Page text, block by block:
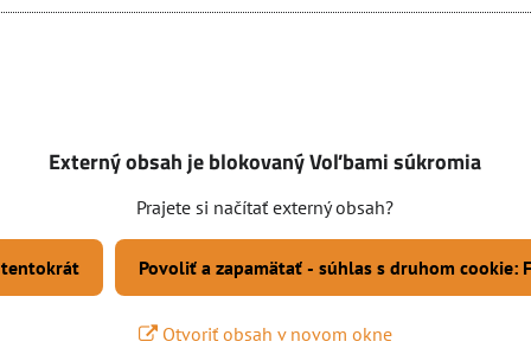
Externý obsah je blokovaný Voľbami súkromia
Prajete si načítať externý obsah?
Povoliť a zapamätať - súhlas s druhom cookie:
Otvoriť obsah v novom okne